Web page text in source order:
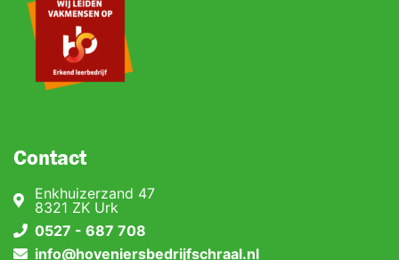
Contact
Enkhuizerzand 47
8321 ZK Urk
0527 - 687 708
info@hoveniersbedrijfschraal.nl